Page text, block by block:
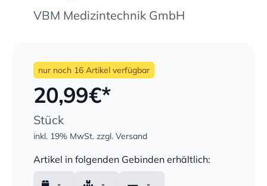
VBM Medizintechnik GmbH
nur noch 16 Artikel verfügbar
20,99€*
Stück
inkl. 19% MwSt. zzgl. Versand
Artikel in folgenden Gebinden erhältlich: